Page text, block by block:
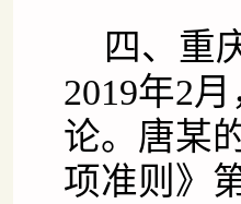
四、重
2019年2
论。唐某
项准则》